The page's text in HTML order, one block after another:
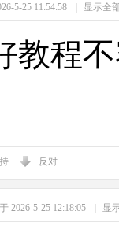
5-25 11:54:58 | 显示全
教程
反对
2026-5-25 12:18:05 | 显